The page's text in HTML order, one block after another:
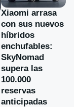
Xiaomi arrasa
con sus nuevos
híbridos
enchufables:
SkyNomad
supera las
100.000
reservas
anticipadas